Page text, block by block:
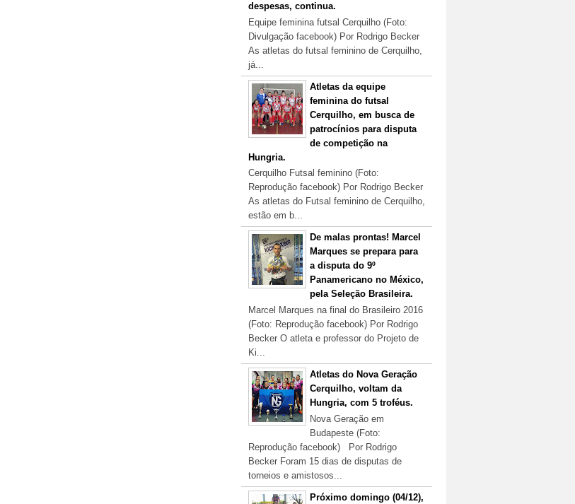
despesas, continua.
Equipe feminina futsal Cerquilho (Foto:
Divulgação facebook) Por Rodrigo Becker
As atletas do futsal feminino de Cerquilho,
já...
Atletas da equipe
feminina do futsal
Cerquilho, em busca de
patrocínios para disputa
de competição na
Hungria.
Cerquilho Futsal feminino (Foto:
Reprodução facebook) Por Rodrigo Becker
As atletas do Futsal feminino de Cerquilho,
estão em b...
De malas prontas! Marcel
Marques se prepara para
a disputa do 9º
Panamericano no México,
pela Seleção Brasileira.
Marcel Marques na final do Brasileiro 2016
(Foto: Reprodução facebook) Por Rodrigo
Becker O atleta e professor do Projeto de
Ki...
Atletas do Nova Geração
Cerquilho, voltam da
Hungria, com 5 troféus.
Nova Geração em
Budapeste (Foto:
Reprodução facebook) Por Rodrigo
Becker Foram 15 dias de disputas de
torneios e amistosos...
Próximo domingo (04/12),